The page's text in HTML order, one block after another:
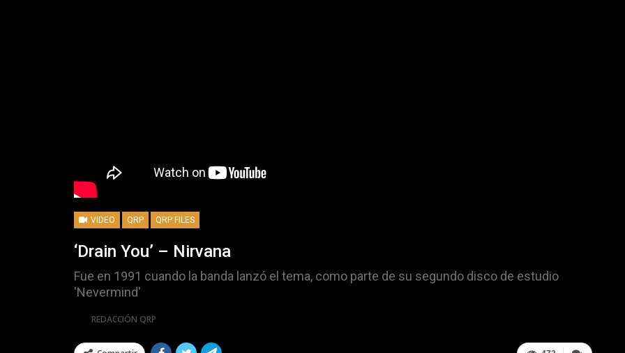
VIDEO QRP QRP FILES
‘Drain You’ – Nirvana
Fue en 1991 cuando la banda lanzó el tema, como parte de su segundo disco de estudio
'Nevermind'
REDACCIÓN QRP